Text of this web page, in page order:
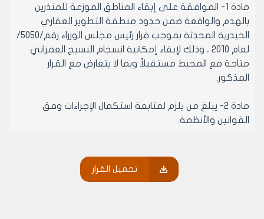
مادة 1- الموافقة على إبقاء المناطق الموزعة للمنذرين
بالهدم والواقعة ضمن حدود منطقة التطوير العقاري
الحيدرية المحدثة بموجب قرار رئيس مجلس الوزراء رقم/5050/
لعام 2010 ، وذلك لإبقاء إمكانية انسجام النسيج العمراني
متاحة مع المحيط مستقبلاً وبما لا يتعارض مع القرار
المذكور.
مادة 2- يبلغ من يلزم لمتابعة استكمال الإجراءات وفق
القوانين والأنظمة.
رئيس مجلس مدينة حلب
الدكتور المهندس معد المدلجي
تحميل القرار